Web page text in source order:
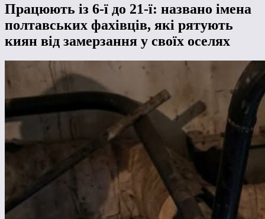
Працюють із 6-ї до 21-ї: названо імена
полтавських фахівців, які рятують
киян від замерзання у своїх оселях